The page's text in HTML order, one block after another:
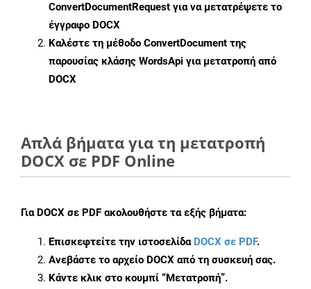
ConvertDocumentRequest για να μετατρέψετε το
έγγραφο DOCX
Καλέστε τη μέθοδο ConvertDocument της
παρουσίας κλάσης WordsApi για μετατροπή από
DOCX
Απλά βήματα για τη μετατροπή
DOCX σε PDF Online
Για DOCX σε PDF ακολουθήστε τα εξής βήματα:
Επισκεφτείτε την ιστοσελίδα DOCX σε PDF.
Ανεβάστε το αρχείο DOCX από τη συσκευή σας.
Κάντε κλικ στο κουμπί “Μετατροπή”.